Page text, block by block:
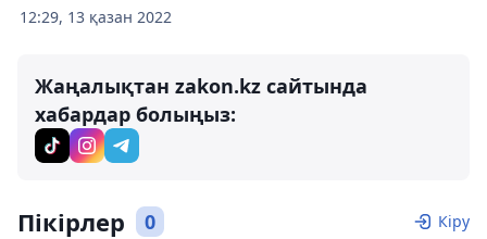
12:29, 13 қазан 2022
Жаңалықтан zakon.kz сайтында
хабардар болыңыз:
Пікірлер 0 Кіру